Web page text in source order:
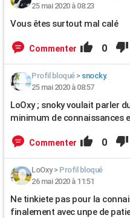
25 mai 2020 à 08:23
Vous êtes surtout mal calé
Commenter 0
Profil bloqué> snocky.
25 mai 2020 à 08:57
LoOxy ; snoky voulait parler
minimum de connaissances
Commenter 0
LoOxy> Profil bloqué
26 mai 2020 à 11:51
Ne tinkiete pas pour la
finalement avec unpe de